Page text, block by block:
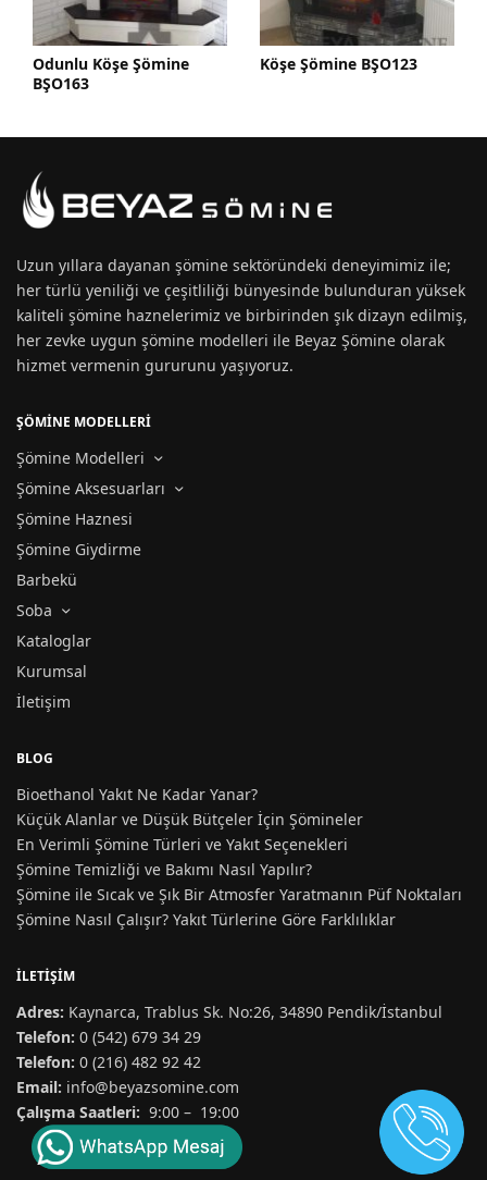
Köşe Şömine BŞO123 Köşe Şömine
Uzun yıllara dayananşömine sektöründeki deneyimimiz ile;
her türlü yeniliği ve çeşitliliği bünyesinde bulunduran yüksek
kaliteli şömine haznelerimiz ve birbirinden şık dizayn edilmiş,
her zevke uygunşömine modelleri ile Beyaz Şömine olarak
hizmet vermenin gururunu yaşıyoruz.
ŞÖMİNE MODELLERİ
Şömine Modelleri
Şömine Aksesuarları
Şömine Haznesi
Şömine Giydirme
Barbekü
Soba
Kataloglar
Kurumsal
İletişim
BLOG
Bioethanol Yakıt Ne Kadar Yanar?
Küçük Alanlar ve Düşük Bütçeler İçin Şömineler
En Verimli Şömine Türleri ve Yakıt Seçenekleri
Şömine Temizliği ve Bakımı Nasıl Yapılır?
Şömine ile Sıcak ve Şık Bir Atmosfer Yaratmanın Püf Noktaları
Şömine Nasıl Çalışır? Yakıt Türlerine Göre Farklılıklar
İLETIŞIM
Adres: Kaynarca, Trablus Sk. No:26, 34890 Pendik/İstanbul
Telefon: 0 (542) 679 34 29
Telefon: 0 (216) 482 92 42
Email: info@beyazsomine.com
Çalışma Saatleri: 9:00 – 19:00